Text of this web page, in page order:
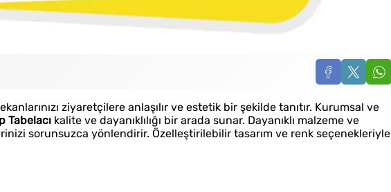
ziyaretçilere anlaşılır ve estetik bir şekilde tanıtır. Kurumsal ve
Tabelacı kalite ve dayanıklılığı bir arada sunar. Dayanıklı malzeme ve
sorunsuzca yönlendirir. Özelleştirilebilir tasarım ve renk seçenekleriyle